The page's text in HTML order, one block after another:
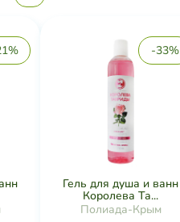
-33%
Гель для душа и ванн
Королева Та...
Полиада-Крым